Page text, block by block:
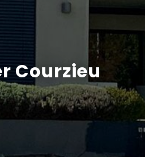
Courzieu